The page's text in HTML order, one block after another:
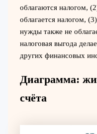
облагаются налогом,
облагается налогом,
нужды также не
налоговая выгода
других финансовых
Диаграмма:
счёта